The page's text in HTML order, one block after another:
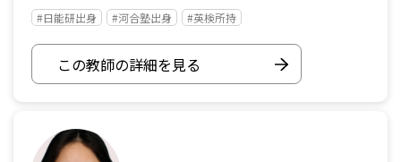
#日能研出身 #河合塾出身 #英検所持
この教師の詳細を見る